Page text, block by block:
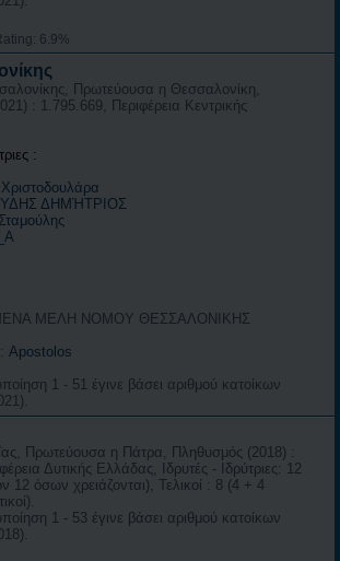
6.9%
Πρωτεύουσα η Θεσσαλονίκη,
: 1.795.669, Περιφέρεια Κεντρικής
:
ΔΗΜΉΤΡΙΟΣ
ΜΕΛΗ ΝΟΜΟΥ ΘΕΣΣΑΛΟΝΙΚΗΣ
Apostolos
1 - 51 έγινε βάσει αριθμού κατοίκων
Πρωτεύουσα η Πάτρα, Πληθυσμός (2018) :
Δυτικής Ελλάδας, Ιδρυτές - Ιδρύτριες: 12
12 όσων χρειάζονται), Τελικοί : 8 (4 + 4
1 - 53 έγινε βάσει αριθμού κατοίκων